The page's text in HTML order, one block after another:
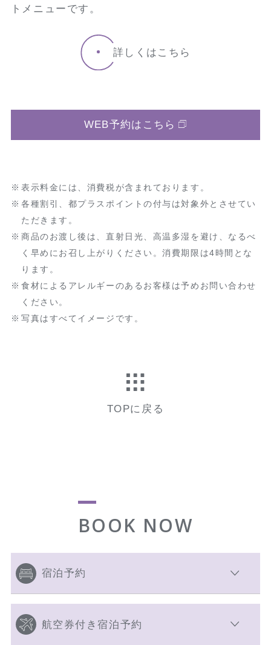
トメニューです。
詳しくはこちら
WEB予約はこちら
表示料金には、消費税が含まれております。
各種割引、都プラスポイントの付与は対象外とさせてい
ただきます。
商品のお渡し後は、直射日光、高温多湿を避け、なるべ
く早めにお召し上がりください。消費期限は4時間とな
ります。
食材によるアレルギーのあるお客様は予めお問い合わせ
ください。
写真はすべてイメージです。
TOPに戻る
BOOK NOW
宿泊予約
航空券付き宿泊予約